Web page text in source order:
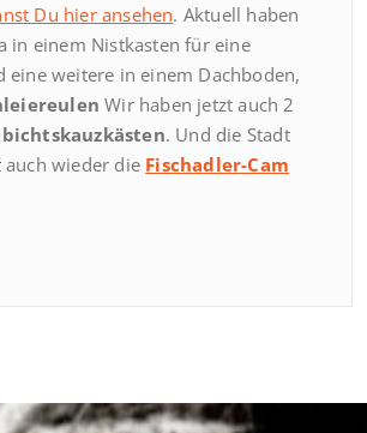
Du hier ansehen. Aktuell haben
in einem Nistkasten für eine
eine weitere in einem Dachboden,
Wir haben jetzt auch 2
. Und die Stadt
auch wieder die Fischadler-Cam